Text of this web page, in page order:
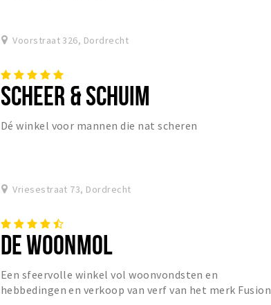
Voorstraat 326, Dordrecht
SCHEER & SCHUIM
Dé winkel voor mannen die nat scheren
Vriesestraat 73, Dordrecht
DE WOONMOL
Een sfeervolle winkel vol woonvondsten en
hebbedingen en verkoop van verf van het merk Fusion